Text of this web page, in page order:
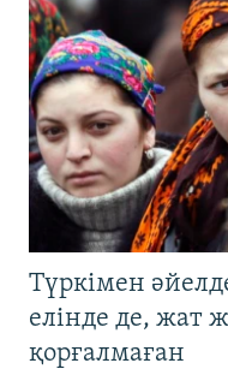
Түркімен
елінде де, жат
қорғалмаған